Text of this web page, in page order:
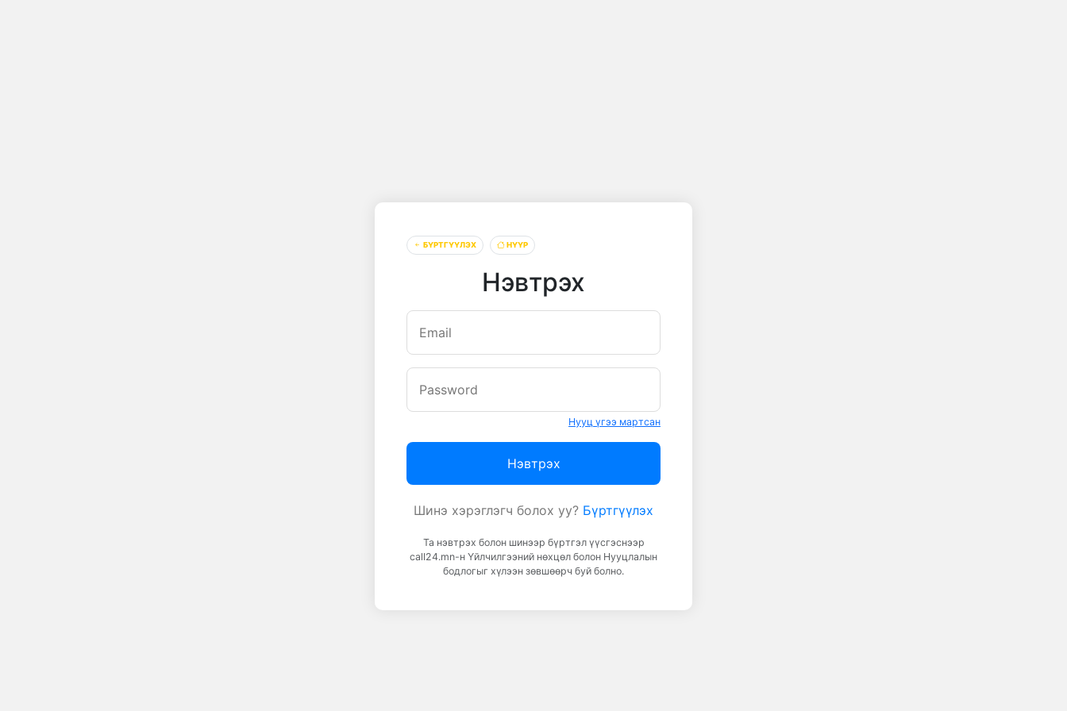
БҮРТГҮҮЛЭХ НҮҮР
Нэвтрэх
Нууц үгээ мартсан
Нэвтрэх
Шинэ хэрэглэгч болох уу? Бүртгүүлэх
Та нэвтрэх болон шинээр бүртгэл үүсгэснээр
call24.mn-н Үйлчилгээний нөхцөл болон Нууцлалын
бодлогыг хүлээн зөвшөөрч буй болно.